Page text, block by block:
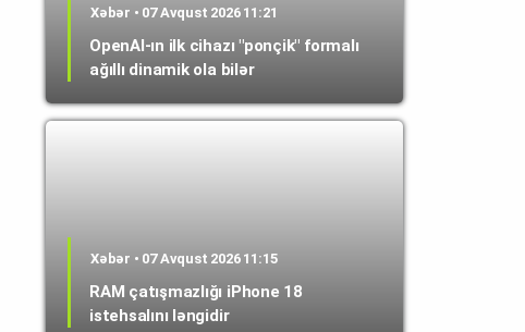
Xəbər • 07 Avqust 2026 11:21
OpenAI-ın ilk cihazı "ponçik" formalı
ağıllı dinamik ola bilər
Xəbər • 07 Avqust 2026 11:15
RAM çatışmazlığı iPhone 18
istehsalını ləngidir